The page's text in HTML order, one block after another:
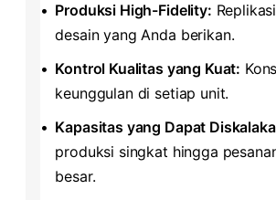
• ​Produksi High-Fidelity:​
desain yang Anda berikan.
• ​Kontrol Kualitas yang Kuat:​
keunggulan di setiap unit.
• ​Kapasitas yang Dapat
produksi singkat hingga
besar.